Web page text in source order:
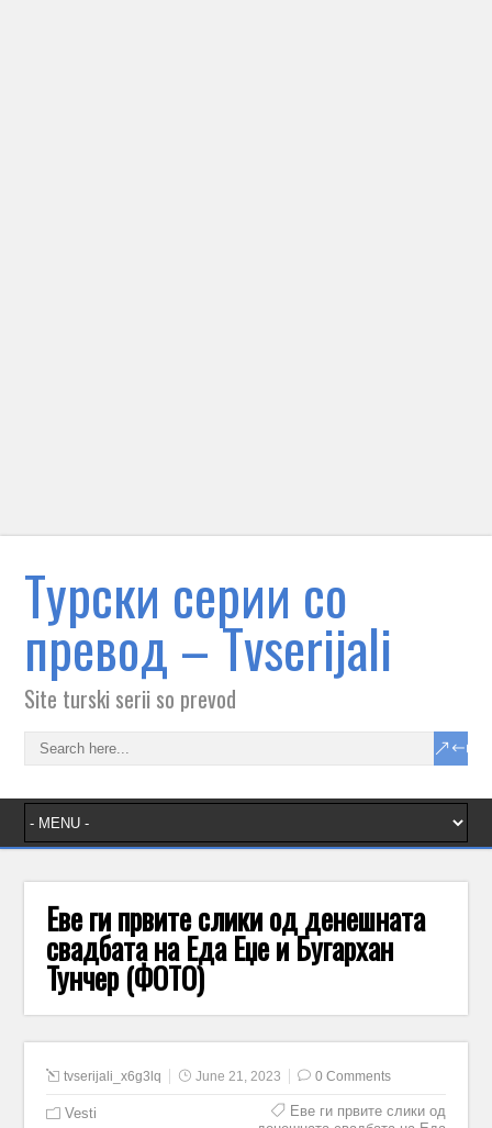
Tурски серии со
превод – Тvserijali
Site turski serii so prevod
Еве ги првите слики од денешната
свадбата на Еда Еџе и Бугархан
Тунчер (ФОТО)
tvserijali_x6g3lq June 21, 2023 0 Comments
Vesti
Еве ги првите слики од